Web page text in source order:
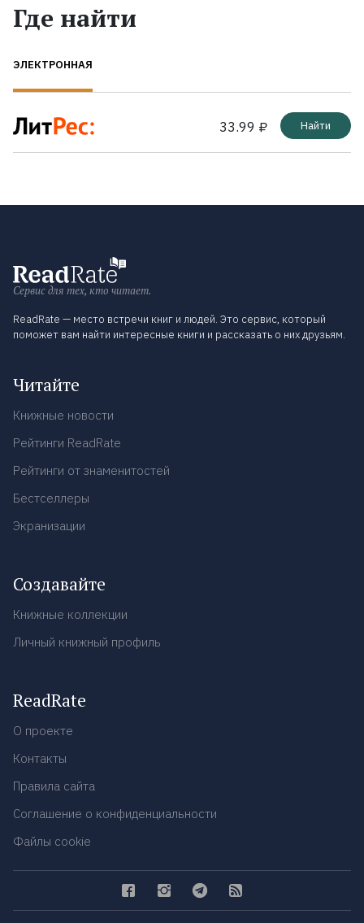
Где найти
ЭЛЕКТРОННАЯ
33.99 ₽ Найти
Сервис для тех, кто читает.
ReadRate — место встречи книг и людей. Это сервис, который
поможет вам найти интересные книги и рассказать о них друзьям.
Читайте
Книжные новости
Рейтинги ReadRate
Рейтинги от знаменитостей
Бестселлеры
Экранизации
Создавайте
Книжные коллекции
Личный книжный профиль
ReadRate
О проекте
Контакты
Правила сайта
Соглашение о конфиденциальности
Файлы cookie